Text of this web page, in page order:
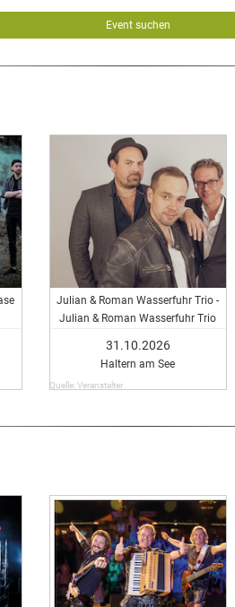
Event suchen
Julian & Roman Wasserfuhr Trio -
Julian & Roman Wasserfuhr Trio
31.10.2026
Haltern am See
Quelle: Veranstalter